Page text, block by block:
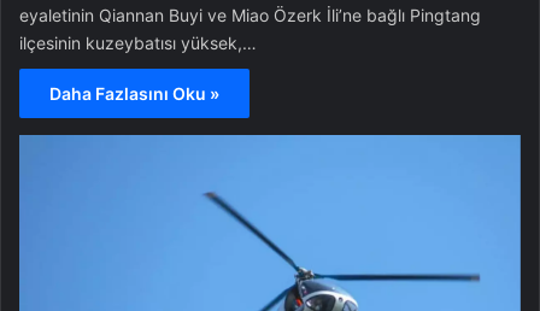
eyaletinin Qiannan Buyi ve Miao Özerk İli’ne bağlı Pingtang
ilçesinin kuzeybatısı yüksek,…
Daha Fazlasını Oku »